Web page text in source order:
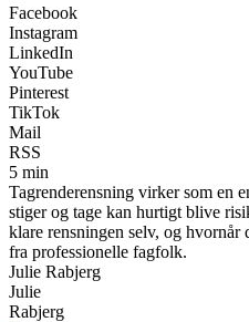
Facebook
Instagram
LinkedIn
YouTube
Pinterest
TikTok
Mail
RSS
5 min
Tagrenderensning virker som en
stiger og tage kan hurtigt blive
klare rensningen selv, og
fra professionelle fagfolk.
Julie Rabjerg
Julie
Rabjerg